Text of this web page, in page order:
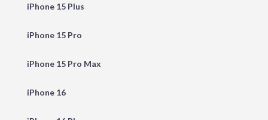
iPhone 15 Plus
iPhone 15 Pro
iPhone 15 Pro Max
iPhone 16